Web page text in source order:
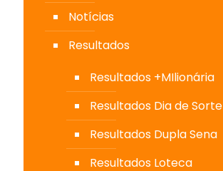
Notícias
Resultados
Resultados +MIlionária
Resultados Dia de Sorte
Resultados Dupla Sena
Resultados Loteca